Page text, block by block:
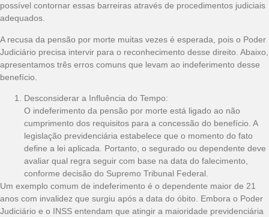
possível contornar essas barreiras através de procedimentos judiciais
adequados.
A recusa da pensão por morte muitas vezes é esperada, pois o Poder
Judiciário precisa intervir para o reconhecimento desse direito. Abaixo,
apresentamos três erros comuns que levam ao indeferimento desse
benefício.
Desconsiderar a Influência do Tempo:
O indeferimento da pensão por morte está ligado ao não
cumprimento dos requisitos para a concessão do benefício. A
legislação previdenciária estabelece que o momento do fato
define a lei aplicada. Portanto, o segurado ou dependente deve
avaliar qual regra seguir com base na data do falecimento,
conforme decisão do Supremo Tribunal Federal.
Um exemplo comum de indeferimento é o dependente maior de 21
anos com invalidez que surgiu após a data do óbito. Embora o Poder
Judiciário e o INSS entendam que atingir a maioridade previdenciária